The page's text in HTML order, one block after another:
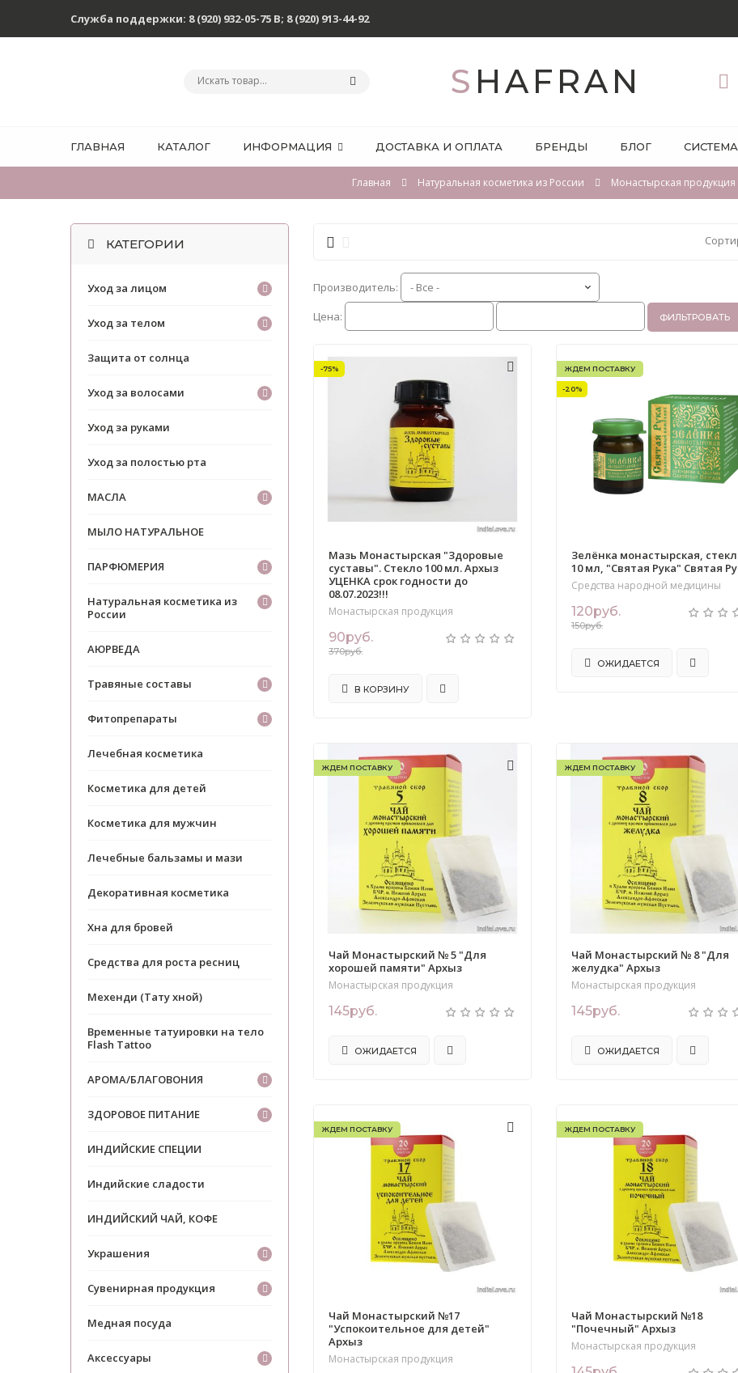
Служба поддержки: 8 (920) 932-05-75 В; 8 (920) 913-44-92
SHAFRAN
ГЛАВНАЯ КАТАЛОГ ИНФОРМАЦИЯ ДОСТАВКА И ОПЛАТА БРЕНДЫ БЛОГ
Главная Натуральная косметика из России Монастырская продукция
Производитель:
Цена: ФИЛЬТРОВАТЬ
-75%
Мазь Монастырская "Здоровые
суставы". Стекло 100 мл. Архыз
УЦЕНКА срок годности до
08.07.2023!!!
Монастырская продукция
90руб.
370руб.
В КОРЗИНУ
ЖДЕМ ПОСТАВКУ
-20%
Зелёнка монастырская,
10 мл, "Святая Рука" Святая
Средства народной медицины
120руб.
150руб.
ОЖИДАЕТСЯ
ЖДЕМ ПОСТАВКУ
Чай Монастырский № 5 "Для
хорошей памяти" Архыз
Монастырская продукция
145руб.
ОЖИДАЕТСЯ
ЖДЕМ ПОСТАВКУ
Чай Монастырский № 8 "Для
желудка" Архыз
Монастырская продукция
145руб.
ОЖИДАЕТСЯ
ЖДЕМ ПОСТАВКУ
Чай Монастырский №17
"Успокоительное для детей"
Архыз
Монастырская продукция
ЖДЕМ ПОСТАВКУ
Чай Монастырский №18
"Почечный" Архыз
Монастырская продукция
КАТЕГОРИИ
Уход за лицом
Уход за телом
Защита от солнца
Уход за волосами
Уход за руками
Уход за полостью рта
МАСЛА
МЫЛО НАТУРАЛЬНОЕ
ПАРФЮМЕРИЯ
Натуральная косметика из
России
АЮРВЕДА
Травяные составы
Фитопрепараты
Лечебная косметика
Косметика для детей
Косметика для мужчин
Лечебные бальзамы и мази
Декоративная косметика
Хна для бровей
Средства для роста ресниц
Мехенди (Тату хной)
Временные татуировки на тело
Flash Tattoo
АРОМА/БЛАГОВОНИЯ
ЗДОРОВОЕ ПИТАНИЕ
ИНДИЙСКИЕ СПЕЦИИ
Индийские сладости
ИНДИЙСКИЙ ЧАЙ, КОФЕ
Украшения
Сувенирная продукция
Медная посуда
Аксессуары